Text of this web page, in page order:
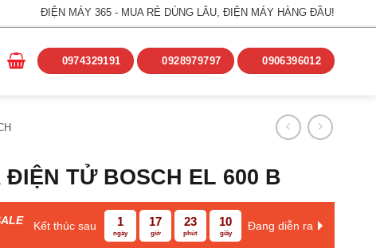
ĐIỆN MÁY 365 - MUA RẺ DÙNG LÂU, ĐIỆN MÁY HÀNG ĐẦU!
0974329191 0928979797 0906396012
ĐIỆN TỬ BOSCH EL 600 B
Kết thúc sau 1
ngày
17
giờ
23
phút
10
giây
Đang diễn ra